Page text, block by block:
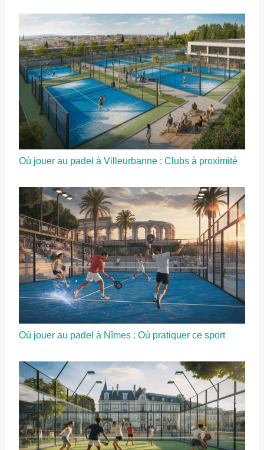
Où jouer au padel à Villeurbanne : Clubs à proximité
Où jouer au padel à Nîmes : Où pratiquer ce sport